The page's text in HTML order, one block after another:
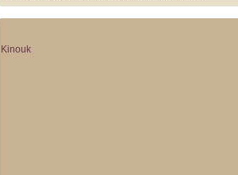
Kinouk